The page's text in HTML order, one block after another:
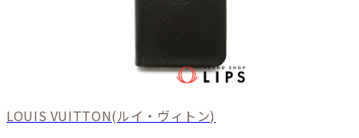
LOUIS VUITTON(ルイ・ヴィトン)